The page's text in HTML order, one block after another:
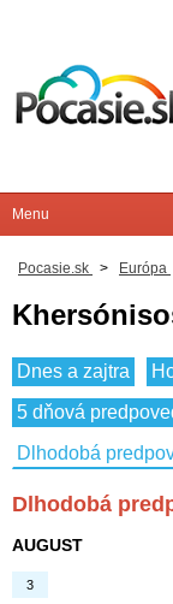
Pocasie.sk > Európa
Dnes a zajtra
5 dňová
Dlhodobá
Dlhodobá
AUGUST
3